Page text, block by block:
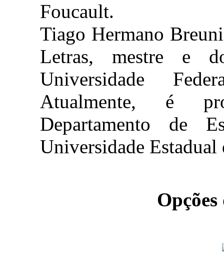
Foucault.
Tiago Hermano
Letras, mestre e
Universidade
Atualmente, é
Departamento de
Universidade Estadual